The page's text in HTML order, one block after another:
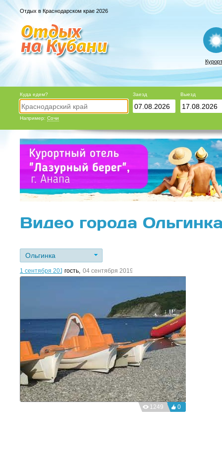
Отдых в Краснодарском крае 2026
Куда едем?
Например: Сочи
Заезд Выезд
Видео города
Ольгинка
1 сентября 2019 / Ольгинка
гость, 04 сентября 2019г.
0
1249